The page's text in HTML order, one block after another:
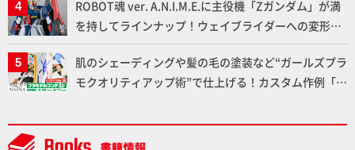
ROBOT魂 ver. A.N.I.M.E.に主役機「Zガンダム」が満
を持してラインナップ！ウェイブライダーへの変形、
劇中どおりのプロポーションを再現【機動戦士Zガン
ダム】
肌のシェーディングや髪の毛の塗装など“ガールズプラ
モクオリティアップ術”で仕上げる！カスタム作例「白
デルコンテスト」～8月17日（月）11:59まで応募受付
中】